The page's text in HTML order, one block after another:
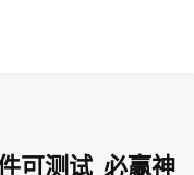
可测试_必赢神